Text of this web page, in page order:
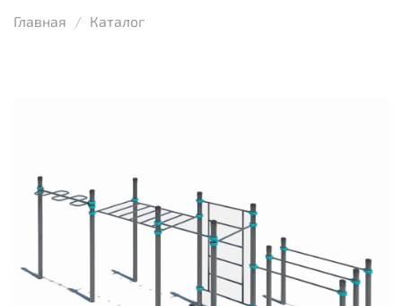
Главная Каталог